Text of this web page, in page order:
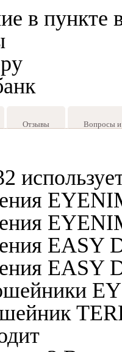
в пункте
Отзывы Вопросы и
EASY
EASY